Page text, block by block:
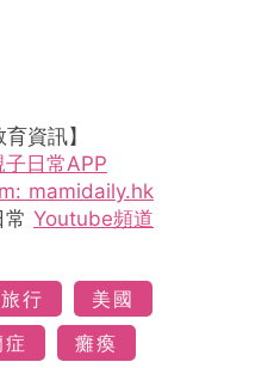
資訊】
日常APP
mamidaily.hk
Youtube頻道
旅行
美國
癱瘓